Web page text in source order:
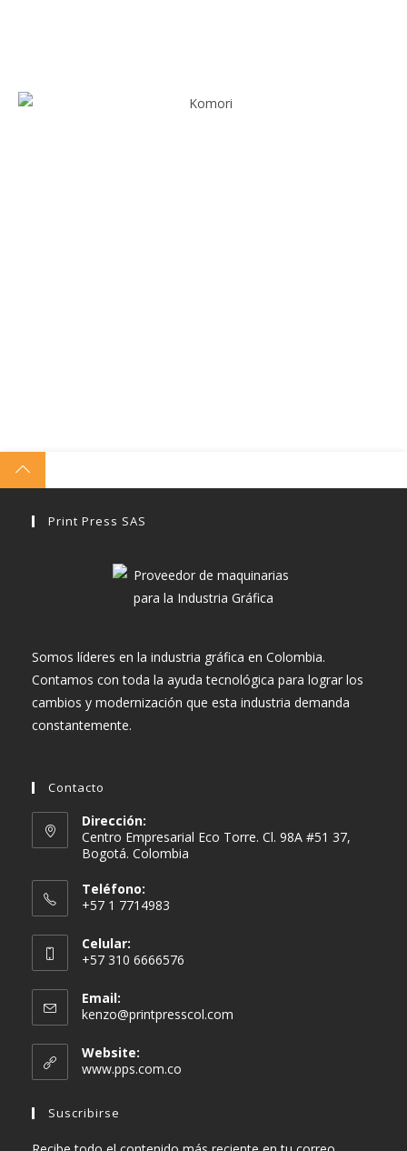
Print Press SAS
Somos líderes en la industria gráfica en Colombia.
Contamos con toda la ayuda tecnológica para lograr los
cambios y modernización que esta industria demanda
constantemente.
Contacto
Dirección:
Centro Empresarial Eco Torre. Cl. 98A #51 37,
Bogotá. Colombia
Teléfono:
+57 1 7714983
Celular:
+57 310 6666576
Email:
kenzo@printpresscol.com
Website:
www.pps.com.co
Suscribirse